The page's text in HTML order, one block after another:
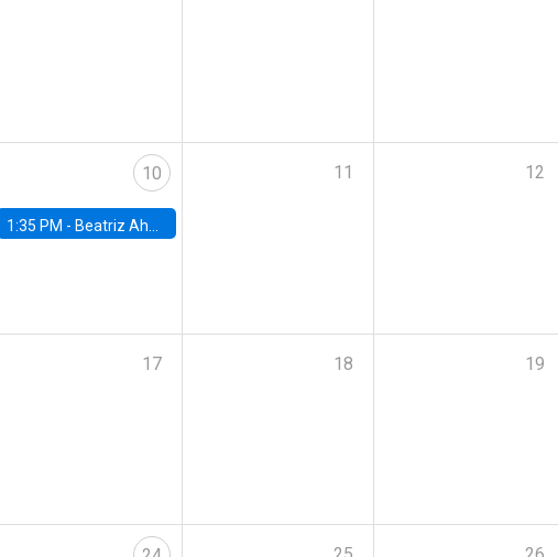
10
1:35 PM - Beatriz Ahumada, PhD candidate, Universidad de Pittsburgh
11 12
17 18 19